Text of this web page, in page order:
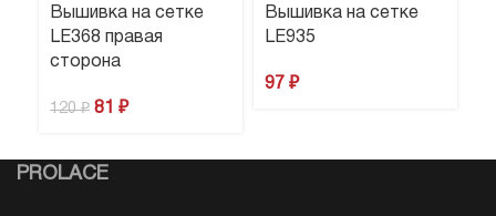
Вышивка на сетке
LE368 правая
сторона
120₽ 81 ₽
Вышивка на сетке
LE935
97 ₽
PROLACE